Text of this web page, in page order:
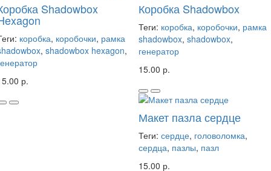
Shadowbox
коробка, коробочки, рамка
, shadowbox hexagon,
р.
Коробка Shadowbox
Теги: коробка, коробочки, рамка
shadowbox, shadowbox,
генератор
15.00 р.
Макет пазла сердце
Теги: сердце, головоломка,
сердца, пазлы, пазл
15.00 р.